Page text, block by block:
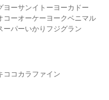
ヨーサンイトーヨーカドー
コーオーケー ヨークベニマル
ーパーいかり フジグラン
ココカラファイン